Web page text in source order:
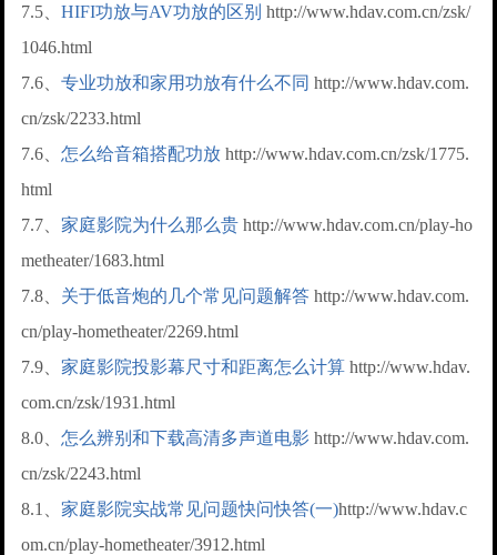
7.5、HIFI功放与AV功放的区别 http://www.hdav.com.cn/zsk/
1046.html
7.6、专业功放和家用功放有什么不同 http://www.hdav.com.
cn/zsk/2233.html
7.6、怎么给音箱搭配功放 http://www.hdav.com.cn/zsk/1775.
html
7.7、家庭影院为什么那么贵 http://www.hdav.com.cn/play-ho
metheater/1683.html
7.8、 关于低音炮的几个常见问题解答 http://www.hdav.com.
cn/play-hometheater/2269.html
7.9、家庭影院投影幕尺寸和距离怎么计算 http://www.hdav.
com.cn/zsk/1931.html
8.0、怎么辨别和下载高清多声道电影 http://www.hdav.com.
cn/zsk/2243.html
8.1、家庭影院实战常见问题快问快答(一)http://www.hdav.c
om.cn/play-hometheater/3912.html